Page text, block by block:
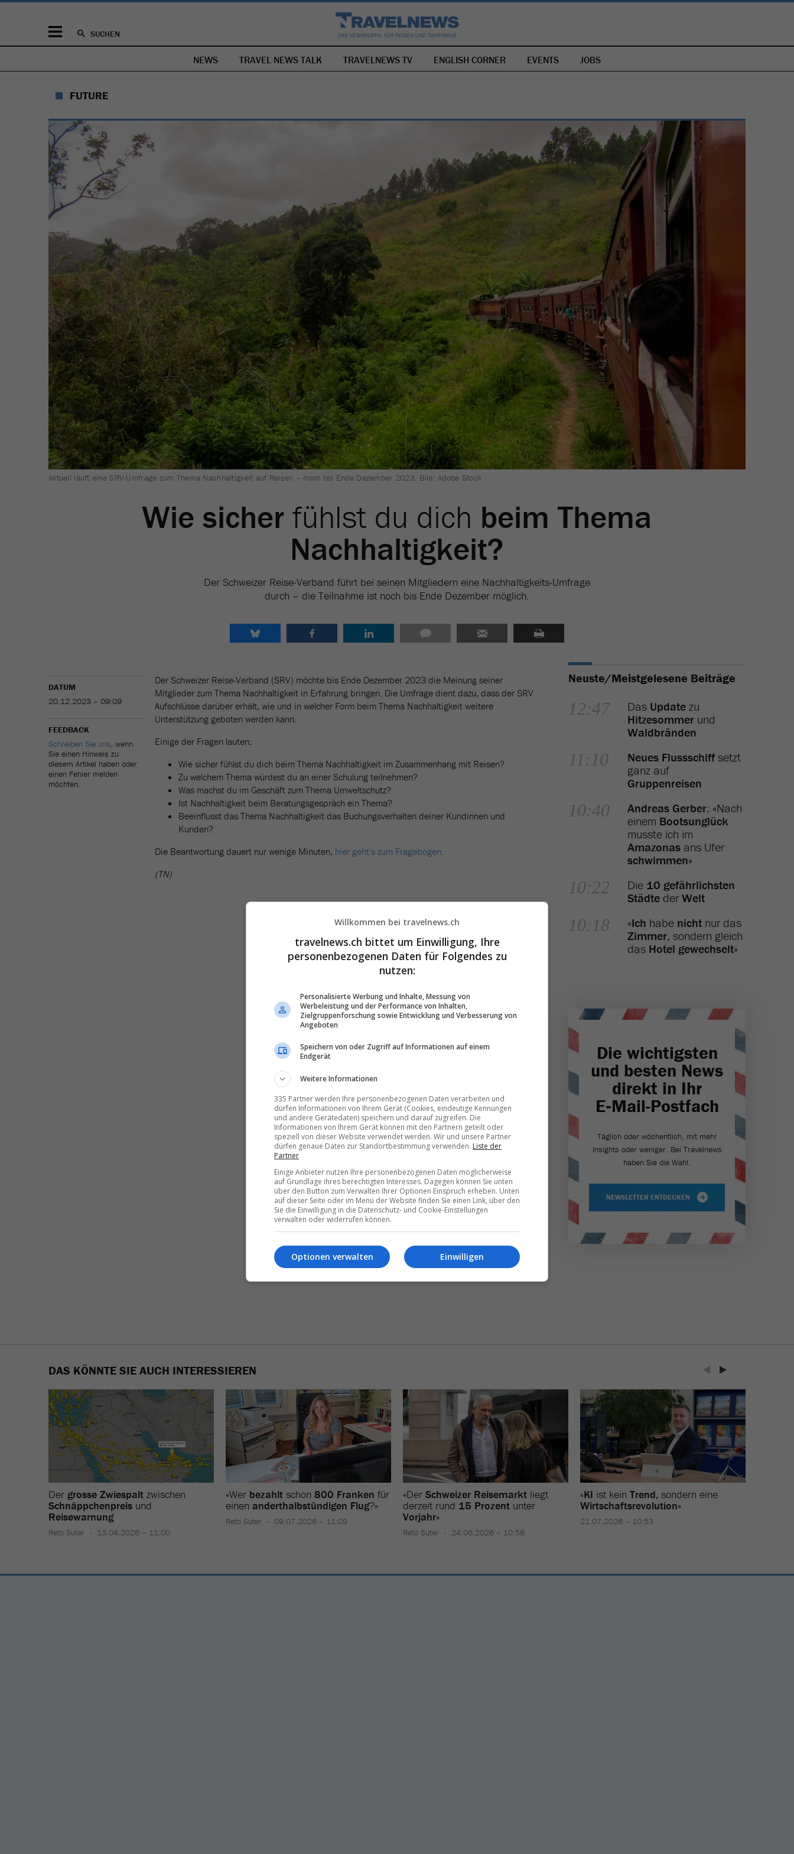
SUCHEN
NAVIGATION
ÜBERSPRINGEN
NEWS TRAVEL NEWS TALK TRAVELNEWS TV ENGLISH CORNER EVENTS JOBS
FUTURE
Aktuell läuft eine SRV-Umfrage zum Thema Nachhaltigkeit auf Reisen – noch bis Ende Dezember 2023. Bild: Adobe Stock
Wie sicher fühlst du dich beim Thema
Nachhaltigkeit?
Der Schweizer Reise-Verband führt bei seinen Mitgliedern eine Nachhaltigkeits-Umfrage
durch – die Teilnahme ist noch bis Ende Dezember möglich.
DATUM
20.12.2023 – 09:09
FEEDBACK
Schreiben Sie uns, wenn
Sie einen Hinweis zu
diesem Artikel haben oder
einen Fehler melden
möchten.
Der Schweizer Reise-Verband (SRV) möchte bis Ende Dezember 2023 die Meinung seiner
Mitglieder zum Thema Nachhaltigkeit in Erfahrung bringen. Die Umfrage dient dazu, dass der SRV
Aufschlüsse darüber erhält, wie und in welcher Form beim Thema Nachhaltigkeit weitere
Unterstützung geboten werden kann.
Einige der Fragen lauten:
Wie sicher fühlst du dich beim Thema Nachhaltigkeit im Zusammenhang mit Reisen?
Zu welchem Thema würdest du an einer Schulung teilnehmen?
Was machst du im Geschäft zum Thema Umweltschutz?
Ist Nachhaltigkeit beim Beratungsgespräch ein Thema?
Beeinflusst das Thema Nachhaltigkeit das Buchungsverhalten deiner Kundinnen und
Kunden?
Die Beantwortung dauert nur wenige Minuten, hier geht's zum Fragebogen.
(TN)
Neuste/Meistgelesene Beiträge
12:47 Das Update zu
Hitzesommer und
Waldbränden
11:10 Neues Flussschiff setzt
ganz auf
Gruppenreisen
10:40 Andreas Gerber: «Nach
einem Bootsunglück
musste ich im
Amazonas ans Ufer
schwimmen»
10:22 Die 10 gefährlichsten
Städte derWelt
10:18 «Ich habe nicht nur das
Zimmer, sondern gleich
das Hotel gewechselt»
Die wichtigsten
und besten News
direkt in Ihr
E‑Mail-Postfach
Täglich oder wöchentlich, mit mehr
Insights oder weniger. Bei Travel­news
haben Sie die Wahl.
NEWSLETTER ENTDECKEN
DAS KÖNNTE SIE AUCH INTERESSIEREN
Der grosse Zwiespalt zwischen
Schnäppchenpreis und
Reisewarnung
Reto Suter 13.04.2026 – 11:00
«Wer bezahlt schon 800 Franken für
einen anderthalbstündigen Flug?»
Reto Suter 09.07.2026 – 11:09
«Der Schweizer Reisemarkt liegt
derzeit rund 15 Prozent unter
Vorjahr»
Reto Suter 24.06.2026 – 10:58
«KI ist kein Trend, sondern eine
Wirtschaftsrevolution»
21.07.2026 – 10:53
Willkommen bei travelnews.ch
travelnews.ch bittet um Einwilligung, Ihre
personenbezogenen Daten für Folgendes zu
nutzen:
Personalisierte Werbung und Inhalte, Messung von
Werbeleistung und der Performance von Inhalten,
Zielgruppenforschung sowie Entwicklung und Verbesserung von
Angeboten
Speichern von oder Zugriff auf Informationen auf einem
Endgerät
Weitere Informationen
335 Partner werden Ihre personenbezogenen Daten verarbeiten und
dürfen Informationen von Ihrem Gerät (Cookies, eindeutige Kennungen
und andere Gerätedaten) speichern und darauf zugreifen. Die
Informationen von Ihrem Gerät können mit den Partnern geteilt oder
speziell von dieser Website verwendet werden. Wir und unsere Partner
dürfen genaue Daten zur Standortbestimmung verwenden. Liste der
Partner
Einige Anbieter nutzen Ihre personenbezogenen Daten möglicherweise
auf Grundlage ihres berechtigten Interesses. Dagegen können Sie unten
über den Button zum Verwalten Ihrer Optionen Einspruch erheben. Unten
auf dieser Seite oder im Menü der Website finden Sie einen Link, über den
Sie die Einwilligung in die Datenschutz- und Cookie-Einstellungen
verwalten oder widerrufen können.
Einwilligen
Optionen verwalten